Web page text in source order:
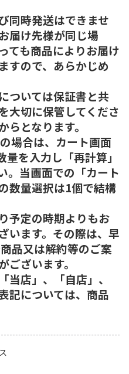
同時発送はできませ
届け先様が同じ場
ても商品によりお届け
すので、あらかじめ
ついては保証書と共
大切に保管してくださ
となります。
場合は、カート画面
を入力し「再計算」
。当画面での「カート
数量選択は1個で結構
予定の時期よりもお
います。その際は、早
品又は解約等のご案
ざいます。
店」、「自店」、
記については、商品